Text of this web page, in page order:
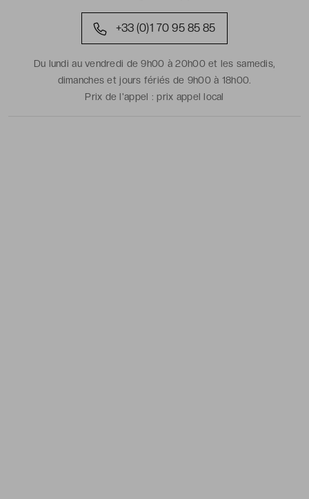
+33 (0)1 70 95 85 85
Du lundi au vendredi de 9h00 à 20h00 et les samedis,
dimanches et jours fériés de 9h00 à 18h00.
Prix de l'appel :prix appel local